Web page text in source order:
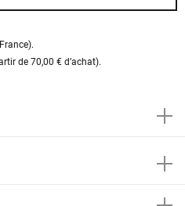
de 70,00 € d’achat).